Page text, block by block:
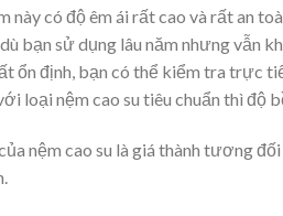
này có độ êm ái rất cao và rất an
bạn sử dụng lâu năm nhưng vẫn
ổn định, bạn có thể kiểm tra trực
loại nệm cao su tiêu chuẩn thì độ
nệm cao su là giá thành tương